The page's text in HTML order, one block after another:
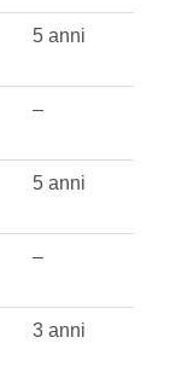
5 anni
–
5 anni
–
3 anni